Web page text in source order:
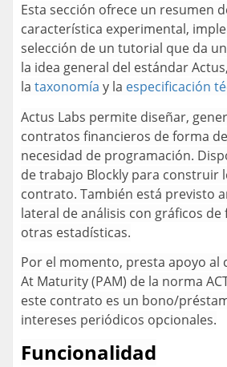
Esta sección ofrece un resumen
característica experimental,
selección de un tutorial que da
la idea general del estándar
la taxonomía y la especificación
Actus Labs permite diseñar,
contratos financieros de forma
necesidad de programación.
de trabajo Blockly para construir
contrato. También está previsto
lateral de análisis con gráficos
otras estadísticas.
Por el momento, presta apoyo al
At Maturity (PAM) de la norma
este contrato es un bono/
intereses periódicos opcionales.
Funcionalidad